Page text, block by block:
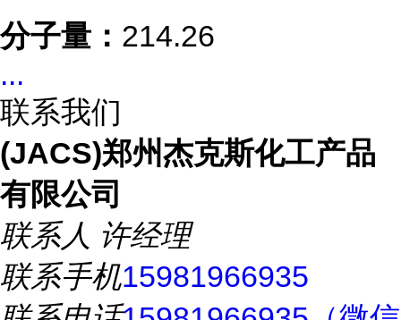
分子量： 214.26
...
联系我们
(JACS)郑州杰克斯化工产品
有限公司
联系人 许经理
联系手机15981966935